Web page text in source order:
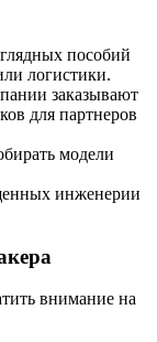
пособий
логистики.
заказывают
для партнеров
модели
инженерии
внимание на